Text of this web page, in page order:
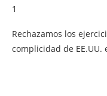
1
Rechazamos los
complicidad de